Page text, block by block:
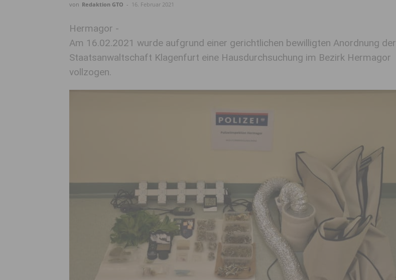
von Redaktion GTO - 16. Februar 2021
Hermagor -
Am 16.02.2021 wurde aufgrund einer gerichtlichen bewilligten Anordnung der
Staatsanwaltschaft Klagenfurt eine Hausdurchsuchung im Bezirk Hermagor
vollzogen.